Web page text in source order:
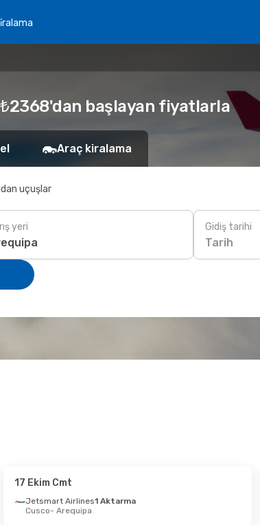
başlayan fiyatlarla
Araç kiralama
uçuşlar
yeri Gidiş tarihi
Tarih
17 Ekim Cmt
Jetsmart Airlines1 Aktarma
Cusco- Arequipa